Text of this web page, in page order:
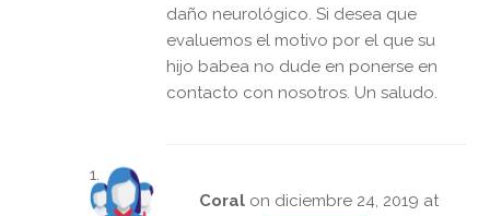
daño neurológico. Si desea que
evaluemos el motivo por el que su
hijo babea no dude en ponerse en
contacto con nosotros. Un saludo.
Coral on diciembre 24, 2019 at